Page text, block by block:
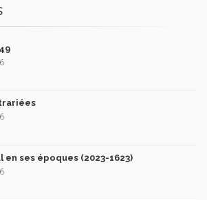
en ses époques (2023-1623)